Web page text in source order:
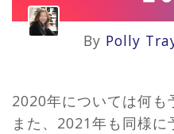
By Polly
2020年については何も
また、2021年も同様に